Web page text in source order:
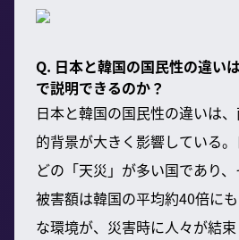
Q. 日本と韓国の国民性の違い
で説明できるのか？
日本と韓国の国民性の違いは
的背景が大きく影響している
どの「天災」が多い国であり
被害額は韓国の平均約40倍に
な環境が、災害時に人々が結